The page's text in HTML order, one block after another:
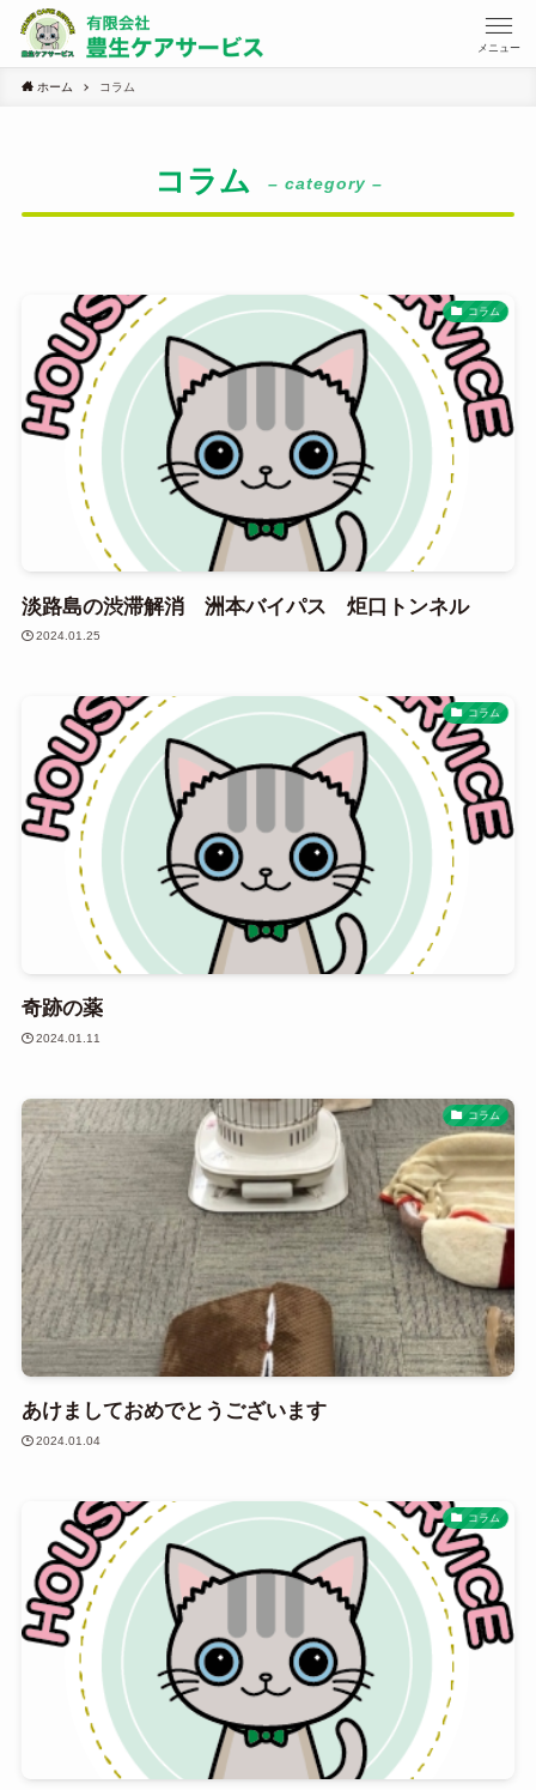
メニュー
ホーム コラム
コラム – category –
コラム
淡路島の渋滞解消 洲本バイパス 炬口トンネル
2024.01.25
コラム
奇跡の薬
2024.01.11
コラム
あけましておめでとうございます
2024.01.04
コラム